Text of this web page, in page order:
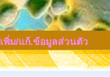
เพิ่ม/แก้.ข้อมูลส่วนตัว